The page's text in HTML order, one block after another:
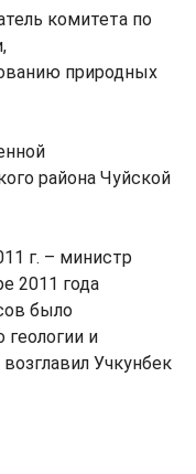
комитета по
природных
района Чуйской
г. – министр
2011 года
было
геологии и
Учкунбек